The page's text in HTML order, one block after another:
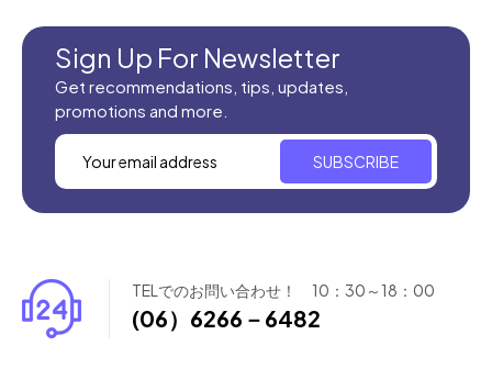
Sign Up For Newsletter
Get recommendations, tips, updates,
promotions and more.
SUBSCRIBE
TELでのお問い合わせ！ 10：30～18：00
(06）6266－6482